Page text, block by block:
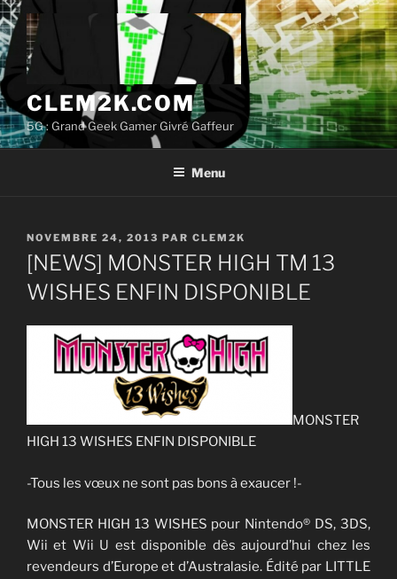
Aller
au
contenu
principal
CLEM2K.COM
5G : Grand Geek Gamer Givré Gaffeur
Menu
PUBLIÉ
LE
NOVEMBRE 24, 2013 PAR CLEM2K
[NEWS] MONSTER HIGH TM 13
WISHES ENFIN DISPONIBLE
MONSTER
HIGH 13 WISHES ENFIN DISPONIBLE
-Tous les vœux ne sont pas bons à exaucer !-
MONSTER HIGH 13 WISHES pour Nintendo® DS, 3DS,
Wii et Wii U est disponible dès aujourd’hui chez les
revendeurs d’Europe et d’Australasie. Édité par LITTLE